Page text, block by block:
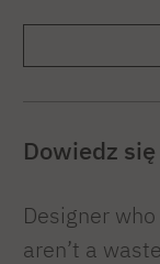
Dowiedz
Designer
aren’t a